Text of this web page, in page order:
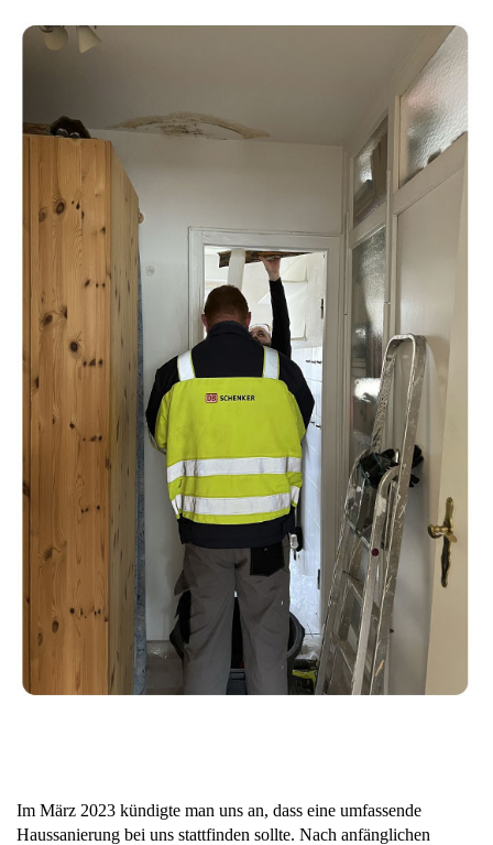
Im März 2023 kündigte man uns an, dass eine umfassende
Haussanierung bei uns stattfinden sollte. Nach anfänglichen